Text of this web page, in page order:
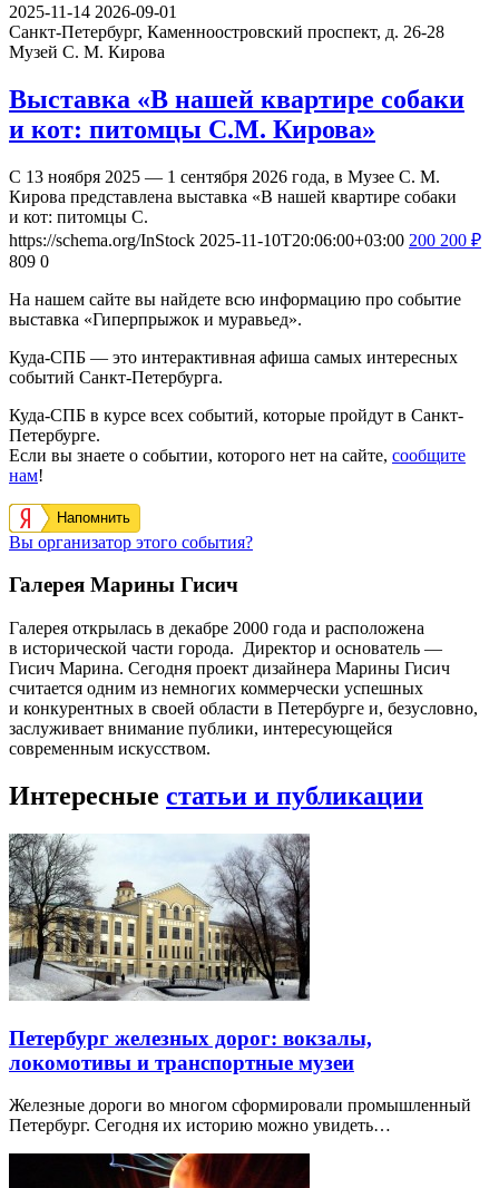
2025-11-14 2026-09-01
Санкт-Петербург, Каменноостровский проспект, д. 26-28
Музей С. М. Кирова
Выставка «В нашей квартире собаки
и кот: питомцы С.М. Кирова»
С 13 ноября 2025 — 1 сентября 2026 года, в Музее С. М.
Кирова представлена выставка «В нашей квартире собаки
и кот: питомцы С.
https://schema.org/InStock 2025-11-10T20:06:00+03:00 200 200 ₽
809 0
На нашем сайте вы найдете всю информацию про событие
выставка «Гиперпрыжок и муравьед».
Куда-СПБ — это интерактивная афиша самых интересных
событий Санкт-Петербурга.
Куда-СПБ в курсе всех событий, которые пройдут в Санкт-
Петербурге.
Если вы знаете о событии, которого нет на сайте, сообщите
нам!
Напомнить
Вы организатор этого события?
Галерея Марины Гисич
Галерея открылась в декабре 2000 года и расположена
в исторической части города. Директор и основатель —
Гисич Марина. Сегодня проект дизайнера Марины Гисич
считается одним из немногих коммерчески успешных
и конкурентных в своей области в Петербурге и, безусловно,
заслуживает внимание публики, интересующейся
современным искусством.
Интересные статьи и публикации
Петербург железных дорог: вокзалы,
локомотивы и транспортные музеи
Железные дороги во многом сформировали промышленный
Петербург. Сегодня их историю можно увидеть…